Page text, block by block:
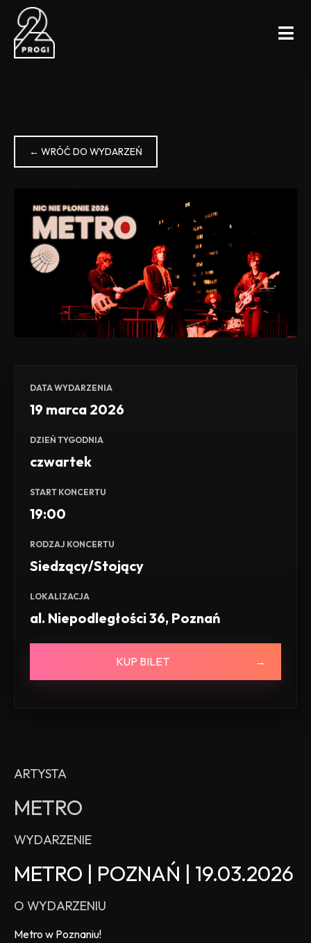
← WRÓĆ DO WYDARZEŃ
DATA WYDARZENIA
19 marca 2026
DZIEŃ TYGODNIA
czwartek
START KONCERTU
19:00
RODZAJ KONCERTU
Siedzący/Stojący
LOKALIZACJA
al. Niepodległości 36, Poznań
KUP BILET
ARTYSTA
METRO
WYDARZENIE
METRO | POZNAŃ | 19.03.2026
O WYDARZENIU
Metro w Poznaniu!